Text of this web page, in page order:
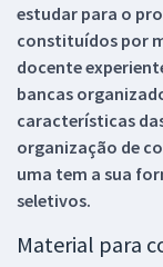
estudar para o
constituídos por
docente
bancas
características
organização de
uma tem a sua
seletivos.
Material para